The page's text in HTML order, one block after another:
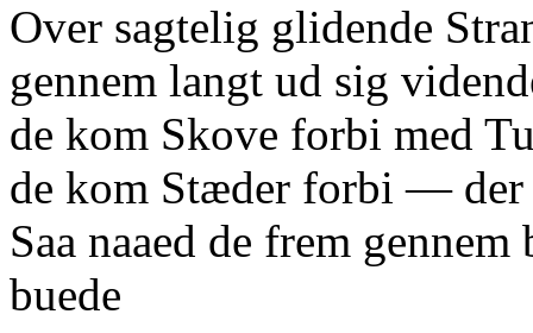
Over sagtelig glidende
gennem langt ud sig
de kom Skove forbi med
de kom Stæder forbi — der
Saa naaed de frem
buede